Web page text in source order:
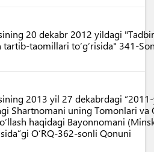
20 dekabr 2012 yildagi
tartib-taomillari to‘g‘risida" 341-
2013 yil 27 dekabrdagi
Shartnomani uning Tomonlari va
haqidagi Bayonnomani
O‘RQ-362-sonli Qonuni